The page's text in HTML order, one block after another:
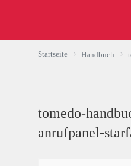
Startseite Handbuch
tomedo-
anrufpanel-